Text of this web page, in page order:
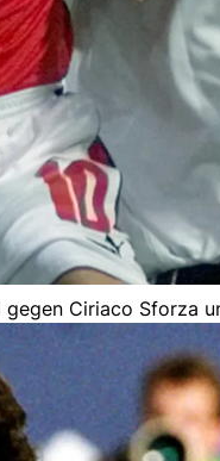
gegen Ciriaco Sforza